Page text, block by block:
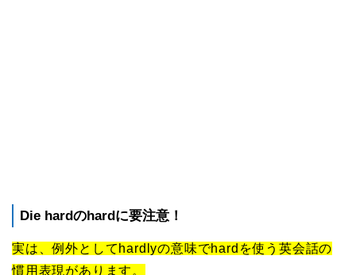
Die hardのhardに要注意！
実は、例外としてhardlyの意味でhardを使う英会話の
慣用表現があります。